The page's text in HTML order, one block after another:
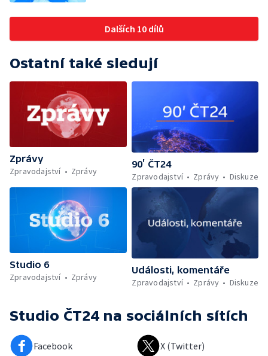
Dalších 10 dílů
Ostatní také sledují
Zprávy
Zpravodajství
Zprávy
90’ ČT24
Zpravodajství
Zprávy Diskuze
Studio 6
Zpravodajství
Zprávy
Události, komentáře
Zpravodajství
Zprávy Diskuze
Studio ČT24 na sociálních sítích
Facebook X (Twitter)